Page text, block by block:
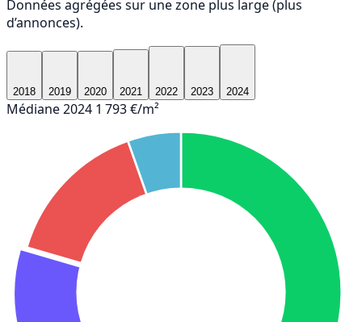
Données agrégées sur une zone plus large (plus
d’annonces).
2018 2019 2020 2021 2022 2023 2024
Médiane 2024 1 793 €/m²